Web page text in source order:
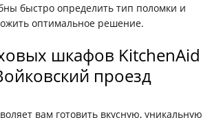
быстро определить тип поломки и
оптимальное решение.
шкафов KitchenAid
проезд
вам готовить вкусную, уникальную